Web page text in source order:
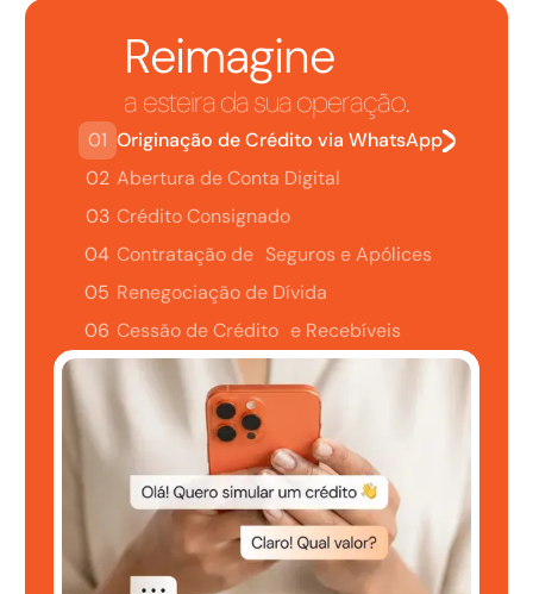
Reimagine
a esteira da sua operação.
01 Originação de Crédito via WhatsApp
02 Abertura de Conta Digital
03 Crédito Consignado
04 Contratação de Seguros e Apólices
05 Renegociação de Dívida
06 Cessão de Crédito e Recebíveis